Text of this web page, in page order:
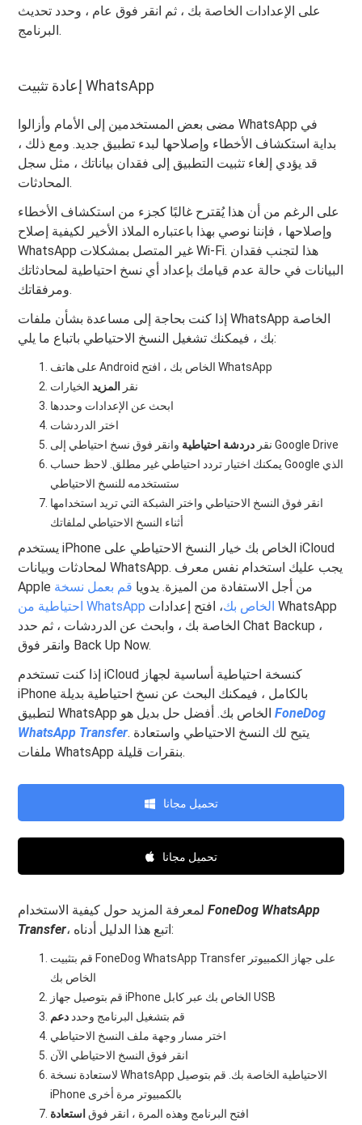
على الإعدادات الخاصة بك ، ثم انقر فوق عام ، وحدد تحديث
البرنامج.
إعادة تثبيت WhatsApp
مضى بعض المستخدمين إلى الأمام وأزالوا WhatsApp في
بداية استكشاف الأخطاء وإصلاحها لبدء تطبيق جديد. ومع ذلك ،
قد يؤدي إلغاء تثبيت التطبيق إلى فقدان بياناتك ، مثل سجل
المحادثات.
على الرغم من أن هذا يُقترح غالبًا كجزء من استكشاف الأخطاء
وإصلاحها ، فإننا نوصي بهذا باعتباره الملاذ الأخير لكيفية إصلاح
WhatsApp غير المتصل بمشكلات Wi-Fi. هذا لتجنب فقدان
البيانات في حالة عدم قيامك بإعداد أي نسخ احتياطية لمحادثاتك
ومرفقاتك.
إذا كنت بحاجة إلى مساعدة بشأن ملفات WhatsApp الخاصة
بك ، فيمكنك تشغيل النسخ الاحتياطي باتباع ما يلي:
على هاتف Android الخاص بك ، افتح WhatsApp
نقر
المزيدالخيارات
ابحث عن الإعدادات وحددها
اختر الدردشات
نقر دردشة احتياطية
وانقر فوق نسخ احتياطي إلى Google Drive
يمكنك اختيار تردد احتياطي غير مطلق. لاحظ حساب Google الذي
ستستخدمه للنسخ الاحتياطي
انقر فوق النسخ الاحتياطي واختر الشبكة التي تريد استخدامها
أثناء النسخ الاحتياطي لملفاتك
يستخدم iPhone الخاص بك خيار النسخ الاحتياطي على iCloud
لمحادثات وبيانات WhatsApp. يجب عليك استخدام نفس معرف
Apple من أجل الاستفادة من الميزة. يدويا قم بعمل نسخة
احتياطية من WhatsApp الخاص بك، افتح إعدادات WhatsApp
الخاصة بك ، وابحث عن الدردشات ، ثم حدد Chat Backup ،
وانقر فوق Back Up Now.
إذا كنت تستخدم iCloud كنسخة احتياطية أساسية لجهاز
iPhone بالكامل ، فيمكنك البحث عن نسخ احتياطية بديلة
لتطبيق WhatsApp الخاص بك. أفضل حل بديل هوFoneDog
WhatsApp Transfer. يتيح لك النسخ الاحتياطي واستعادة
ملفات WhatsApp بنقرات قليلة.
تحميل مجانا
تحميل مجانا
لمعرفة المزيد حول كيفية الاستخدامFoneDog WhatsApp
Transfer
، اتبع هذا الدليل أدناه:
قم بتثبيت FoneDog WhatsApp Transfer على جهاز الكمبيوتر
الخاص بك
قم بتوصيل جهاز iPhone الخاص بك عبر كابل USB
قم بتشغيل البرنامج وحدد دعم
اختر مسار وجهة ملف النسخ الاحتياطي
انقر فوق النسخ الاحتياطي الآن
لاستعادة نسخة WhatsApp الاحتياطية الخاصة بك. قم بتوصيل
iPhone بالكمبيوتر مرة أخرى
افتح البرنامج وهذه المرة ، انقر فوق استعادة